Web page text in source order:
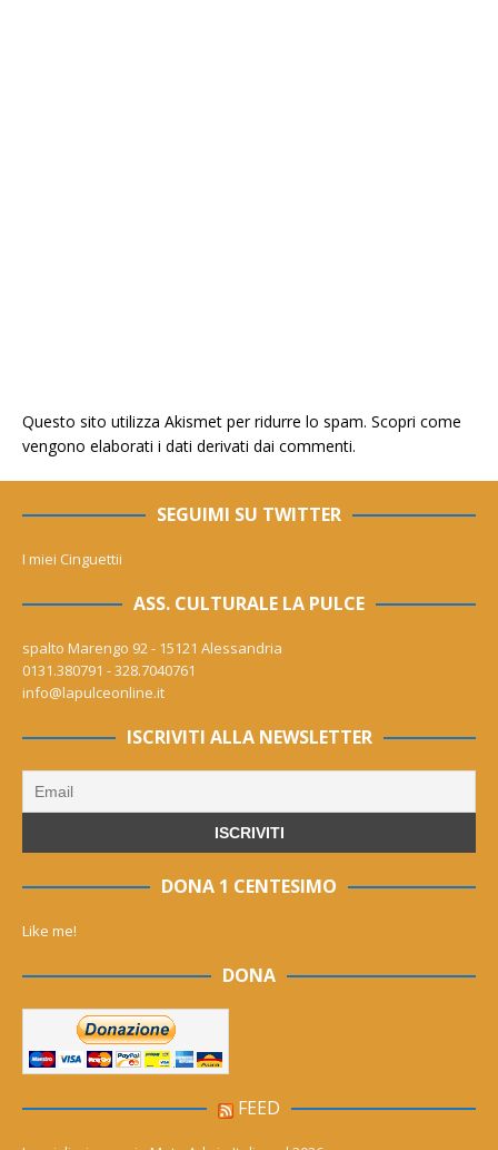
Questo sito utilizza Akismet per ridurre lo spam. Scopri come
vengono elaborati i dati derivati dai commenti.
SEGUIMI SU TWITTER
I miei Cinguettii
ASS. CULTURALE LA PULCE
spalto Marengo 92 - 15121 Alessandria
0131.380791 - 328.7040761
info@lapulceonline.it
ISCRIVITI ALLA NEWSLETTER
DONA 1 CENTESIMO
Like me!
DONA
FEED